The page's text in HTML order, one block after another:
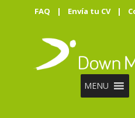
FAQ | Envía tu CV |
MENU